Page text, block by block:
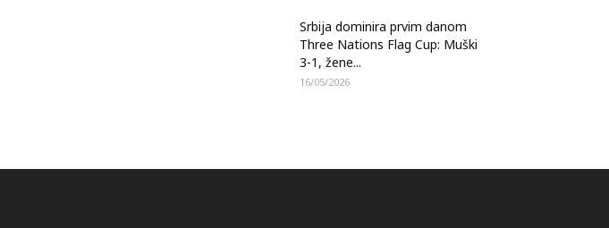
Srbija dominira prvim danom
Three Nations Flag Cup: Muški
3-1, žene...
16/05/2026